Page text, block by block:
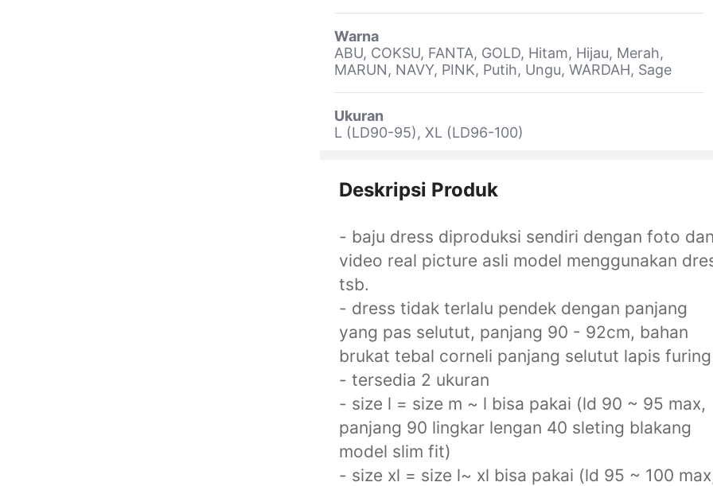
Warna
ABU, COKSU, FANTA, GOLD, Hitam, Hijau, Merah,
MARUN, NAVY, PINK, Putih, Ungu, WARDAH, Sage
Ukuran
L (LD90-95), XL (LD96-100)
Deskripsi Produk
- baju dress diproduksi sendiri dengan foto
video real picture asli model menggunakan
tsb.
- dress tidak terlalu pendek dengan panjang
yang pas selutut, panjang 90 - 92cm, bahan
brukat tebal corneli panjang selutut lapis furing
- tersedia 2 ukuran
- size l = size m ~ l bisa pakai (ld 90 ~ 95 max,
panjang 90 lingkar lengan 40 sleting blakang
model slim fit)
- size xl = size l~ xl bisa pakai (ld 95 ~ 100